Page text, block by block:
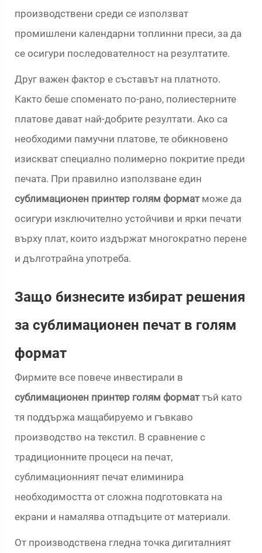
производствени среди се използват
промишлени календарни топлинни преси, за да
се осигури последователност на резултатите.
Друг важен фактор е съставът на платното.
Както беше споменато по-рано, полиестерните
платове дават най-добрите резултати. Ако са
необходими памучни платове, те обикновено
изискват специално полимерно покритие преди
печата. При правилно използване един
сублимационен принтер голям формат може да
осигури изключително устойчиви и ярки печати
върху плат, които издържат многократно перене
и дълготрайна употреба.
Защо бизнесите избират решения
за сублимационен печат в голям
формат
Фирмите все повече инвестирали в
сублимационен принтер голям форматтъй като
тя поддържа мащабируемо и гъвкаво
производство на текстил. В сравнение с
традиционните процеси на печат,
сублимационният печат елиминира
необходимостта от сложна подготовката на
екрани и намалява отпадъците от материали.
От производствена гледна точка дигиталният